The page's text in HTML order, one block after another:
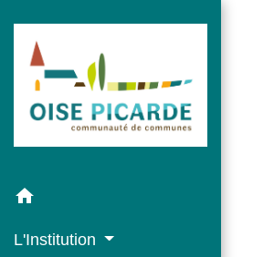
home
L'Institution